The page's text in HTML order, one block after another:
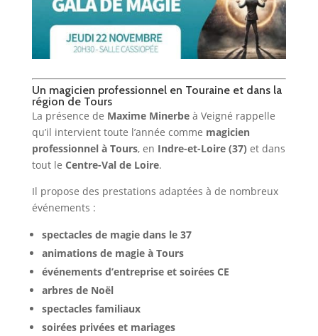
Un magicien professionnel en Touraine et dans la
région de Tours
La présence de Maxime Minerbeà Veigné rappelle
qu’il intervient toute l’année comme magicien
professionnel à Tours, en Indre-et-Loire (37) et dans
tout le Centre-Val de Loire.
Il propose des prestations adaptées à de nombreux
événements :
spectacles de magie dans le 37
animations de magie à Tours
événements d’entreprise et soirées CE
arbres de Noël
spectacles familiaux
soirées privées et mariages